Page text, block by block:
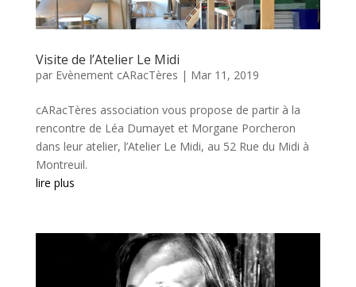
Visite de l’Atelier Le Midi
par Evènement cARacTères | Mar 11, 2019
cARacTères association vous propose de partir à la
rencontre de Léa Dumayet et Morgane Porcheron
dans leur atelier, l’Atelier Le Midi, au 52 Rue du Midi à
Montreuil.
lire plus